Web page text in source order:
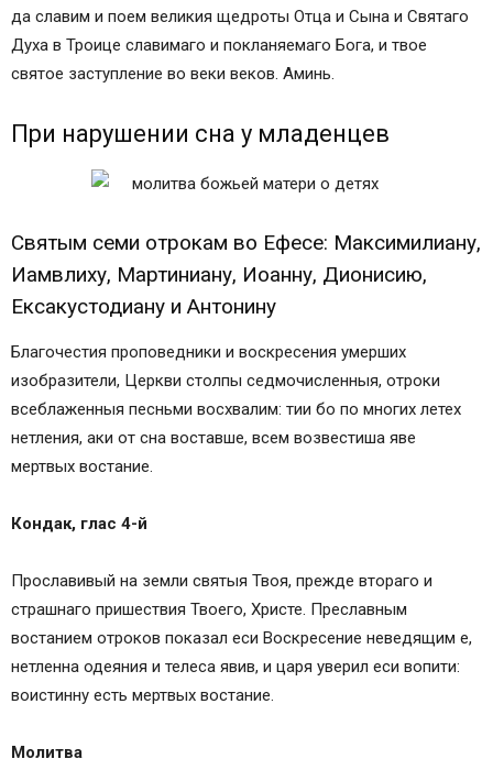
да славим и поем великия щедроты Отца и Сына и Святаго
Духа в Троице славимаго и покланяемаго Бога, и твое
святое заступление во веки веков. Аминь.
При нарушении сна у младенцев
Святым семи отрокам во Ефесе: Максимилиану,
Иамвлиху, Мартиниану, Иоанну, Дионисию,
Ексакустодиану и Антонину
Благочестия проповедники и воскресения умерших
изобразители, Церкви столпы седмочисленныя, отроки
всеблаженныя песньми восхвалим: тии бо по многих летех
нетления, аки от сна воставше, всем возвестиша яве
мертвых востание.
Кондак, глас 4-й
Прославивый на земли святыя Твоя, прежде втораго и
страшнаго пришествия Твоего, Христе. Преславным
востанием отроков показал еси Воскресение неведящим е,
нетленна одеяния и телеса явив, и царя уверил еси вопити:
воистинну есть мертвых востание.
Молитва